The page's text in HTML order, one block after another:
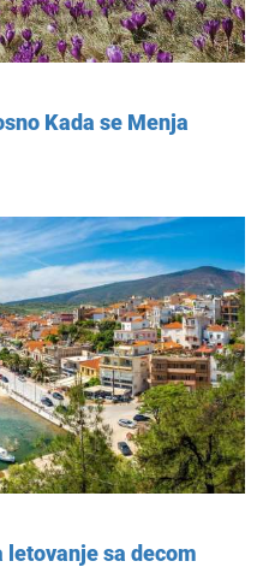
Kada se Menja
letovanje sa decom